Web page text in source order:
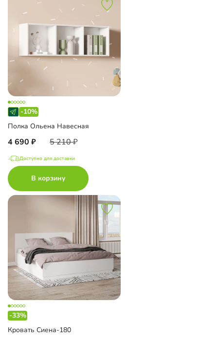
-10%
Полка Ольена Навесная
4 690 5 210
Доступно для доставки
В корзину
-33%
Кровать Сиена-180